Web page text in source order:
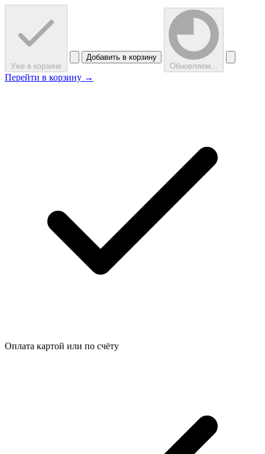
Уже в корзине
Добавить в корзину
Обновляем...
Перейти в корзину →
Оплата картой или по счёту